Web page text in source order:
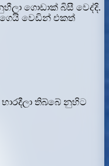
ගොඩාක් බිසී වෙද්දි.
වෙඩින් එකත්
තිබ්බේ නුහිට